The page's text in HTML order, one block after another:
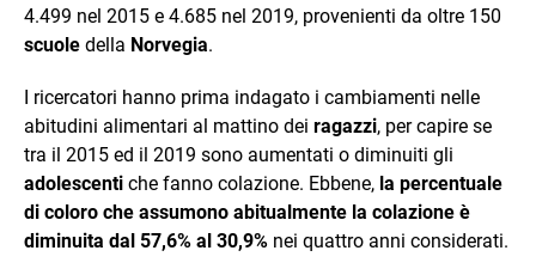
4.499 nel 2015 e 4.685 nel 2019, provenienti da oltre 150
scuole della Norvegia.
I ricercatori hanno prima indagato i cambiamenti nelle
abitudini alimentari al mattino dei ragazzi, per capire se
tra il 2015 ed il 2019 sono aumentati o diminuiti gli
adolescenti che fanno colazione. Ebbene, la percentuale
di coloro che assumono abitualmente la colazione è
diminuita dal 57,6% al 30,9% nei quattro anni considerati.